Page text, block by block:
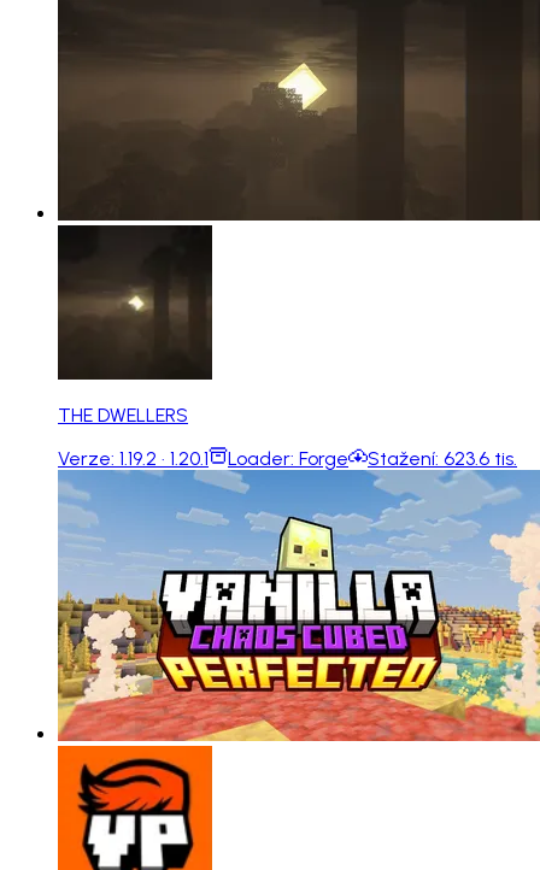
THE DWELLERS
Verze: 1.19.2 · 1.20.1 Loader: Forge Stažení: 623.6 tis.